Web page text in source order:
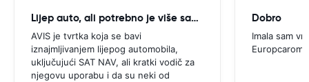
Lijep auto, ali potrebno je više savjeta
AVIS je tvrtka koja se bavi
iznajmljivanjem lijepog automobila,
uključujući SAT NAV, ali kratki vodič za
njegovu uporabu i da su neki od
Dobro
Imala sam
Europcarom